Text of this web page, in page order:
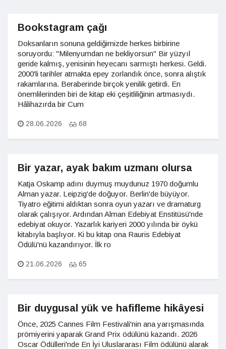
Bookstagram çağı
Doksanların sonuna geldiğimizde herkes birbirine
soruyordu: "Milenyumdan ne bekliyorsun" Bir yüzyıl
geride kalmış, yenisinin heyecanı sarmıştı herkesi. Geldi.
2000'li tarihler atmakta epey zorlandık önce, sonra alıştık
rakamlarına. Beraberinde birçok yenilik getirdi. En
önemlilerinden biri de kitap eki çeşitliliğinin artmasıydı.
Hâlihazırda bir Cum
28.06.2026 68
Bir yazar, ayak bakım uzmanı olursa
Katja Oskamp adını duymuş muydunuz 1970 doğumlu
Alman yazar. Leipzig'de doğuyor. Berlin'de büyüyor.
Tiyatro eğitimi aldıktan sonra oyun yazarı ve dramaturg
olarak çalışıyor. Ardından Alman Edebiyat Enstitüsü'nde
edebiyat okuyor. Yazarlık kariyeri 2000 yılında bir öykü
kitabıyla başlıyor. Ki bu kitap ona Rauris Edebiyat
Ödülü'nü kazandırıyor. İlk ro
21.06.2026 65
Bir duygusal yük ve hafifleme hikâyesi
Önce, 2025 Cannes Film Festivali'nin ana yarışmasında
prömiyerini yaparak Grand Prix ödülünü kazandı. 2026
Oscar Ödülleri'nde En İyi Uluslararası Film ödülünü alarak